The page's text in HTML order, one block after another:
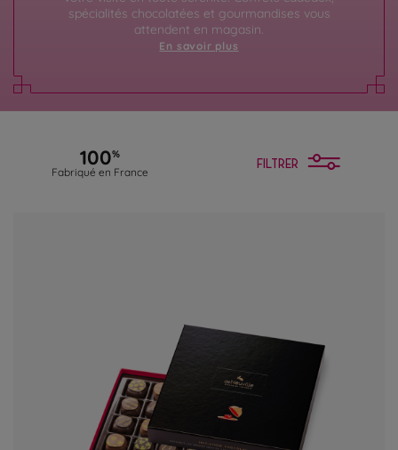
spécialités chocolatées et gourmandises vous
attendent en magasin.
En savoir plus
100%
Fabriqué en France
FILTRER